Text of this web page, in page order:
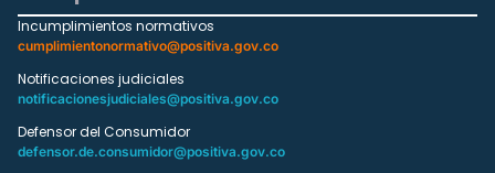
Incumplimientos normativos
cumplimientonormativo@positiva.gov.co
Notificaciones judiciales
notificacionesjudiciales@positiva.gov.co
Defensor del Consumidor
defensor.de.consumidor@positiva.gov.co